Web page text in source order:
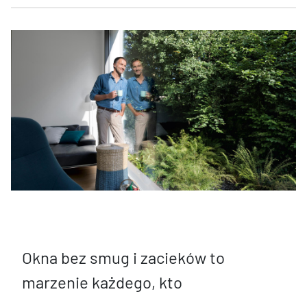
Okna bez smug i zacieków to
marzenie każdego, kto